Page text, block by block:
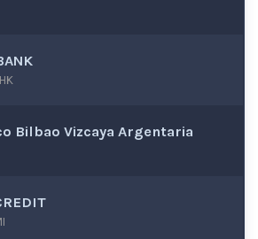
Bilbao Vizcaya Argentaria